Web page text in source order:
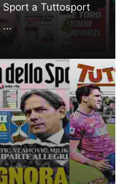
Sport a Tuttosport
...